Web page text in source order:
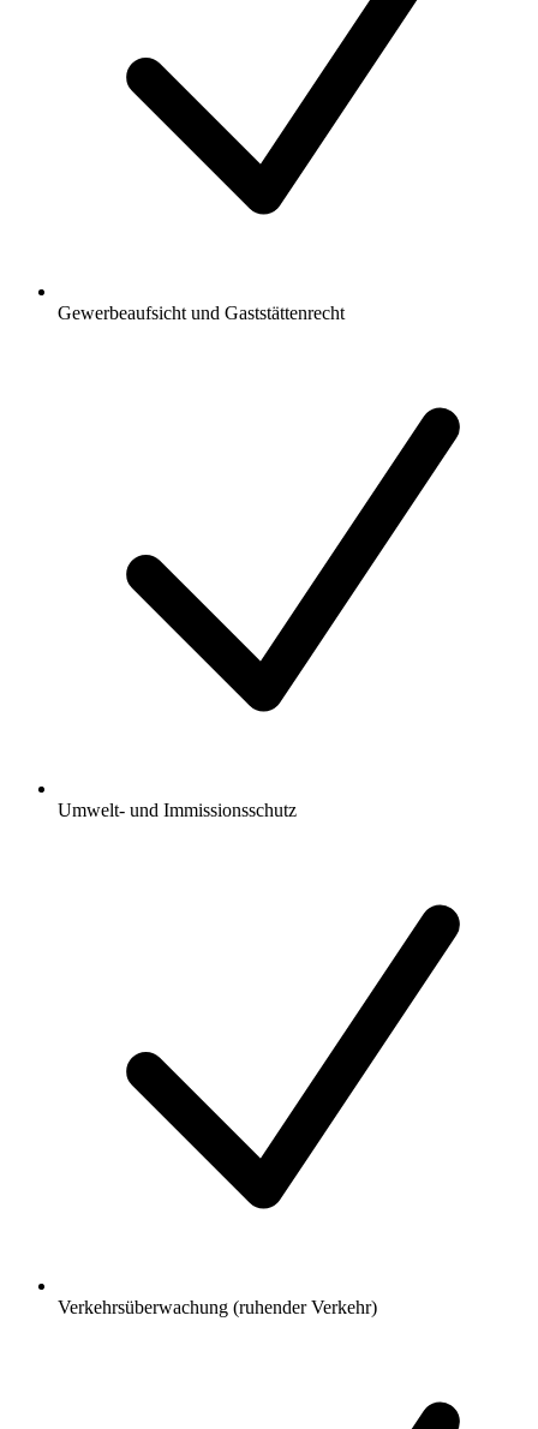
Gewerbeaufsicht und Gaststättenrecht
Umwelt- und Immissionsschutz
Verkehrsüberwachung (ruhender Verkehr)